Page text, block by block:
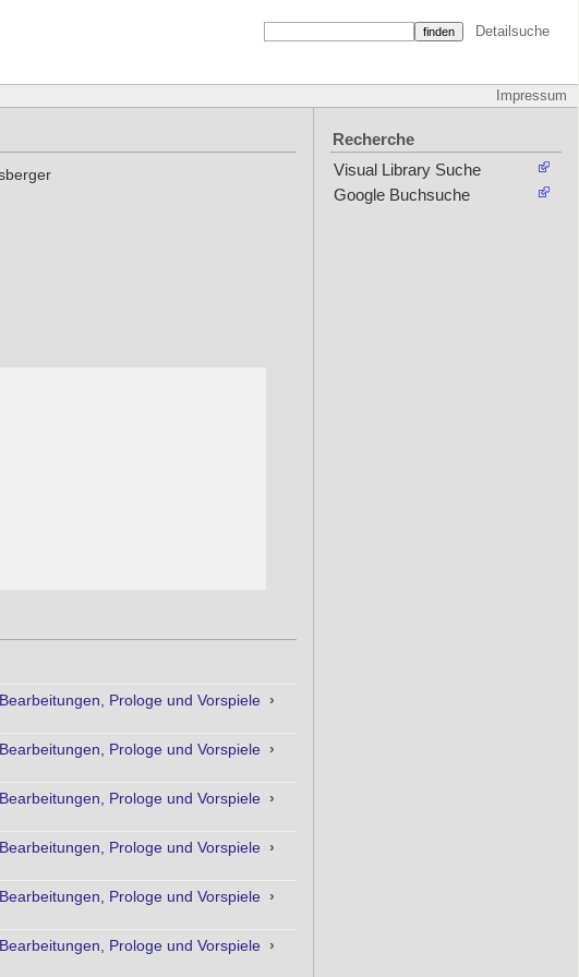
Detailsuche
Impressum
Prologe und Vorspiele ›
Prologe und Vorspiele ›
Prologe und Vorspiele ›
Prologe und Vorspiele ›
Prologe und Vorspiele ›
Prologe und Vorspiele ›
Recherche
Visual Library Suche
Google Buchsuche